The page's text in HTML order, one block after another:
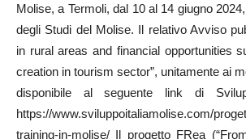
Molise, a Termoli, dal 10 al 14 giugno
degli Studi del Molise. Il relativo Avviso
in rural areas and financial opportunities
creation in tourism sector”, unitamente ai
disponibile al seguente link di
https://www.sviluppoitaliamolise.com/
training-in-molise/ Il progetto FRea